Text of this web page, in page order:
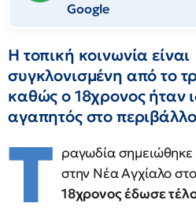
Google
Η τοπική κοινωνία είναι
συγκλονισμένη από το
καθώς ο 18χρονος ήταν
αγαπητός στο
Τ ραγωδία σημειώθηκε
στην Νέα Αγχίαλο
18χρονος έδωσε